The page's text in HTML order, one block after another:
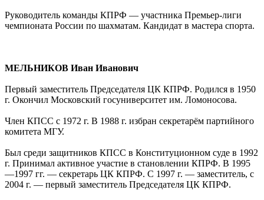
Руководитель команды КПРФ — участника Премьер-лиги
чемпионата России по шахматам. Кандидат в мастера спорта.
МЕЛЬНИКОВ Иван Иванович
Первый заместитель Председателя ЦК КПРФ. Родился в 1950
г. Окончил Московский госуниверситет им. Ломоносова.
Член КПСС с 1972 г. В 1988 г. избран секретарём партийного
комитета МГУ.
Был среди защитников КПСС в Конституционном суде в 1992
г. Принимал активное участие в становлении КПРФ. В 1995
—1997 гг. — секретарь ЦК КПРФ. С 1997 г. — заместитель, с
2004 г. — первый заместитель Председателя ЦК КПРФ.